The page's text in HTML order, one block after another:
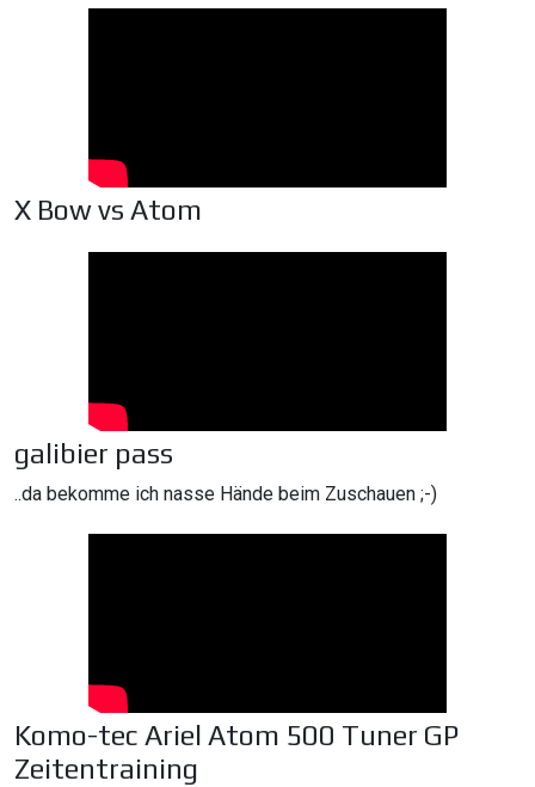
X Bow vs Atom
galibier pass
..da bekomme ich nasse Hände beim Zuschauen ;-)
Komo-tec Ariel Atom 500 Tuner GP
Zeitentraining